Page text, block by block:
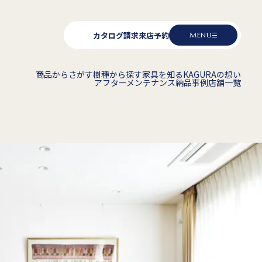
カタログ請求来店予約 MENU
商品からさがす樹種から探す家具を知るKAGURAの想い
アフターメンテナンス納品事例店舗一覧